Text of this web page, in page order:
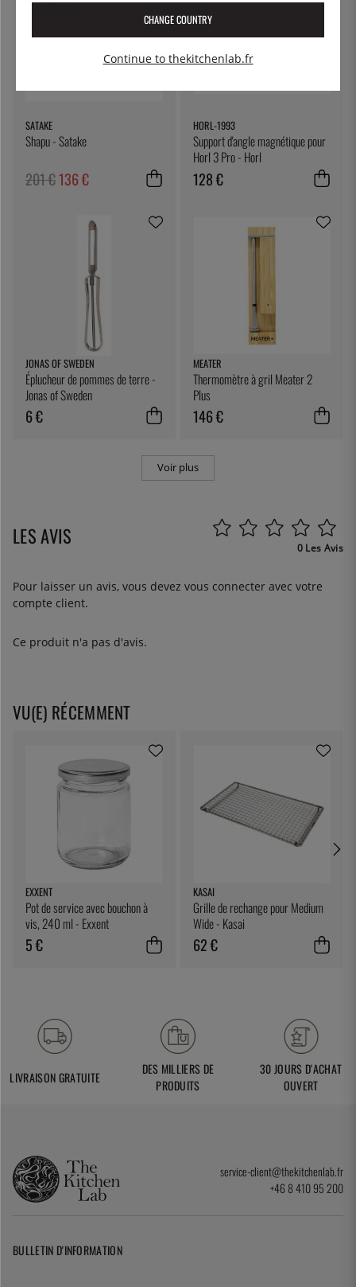
SATAKE
Shapu - Satake
201 €136 €
HORL-1993
Support d'angle magnétique pour
Horl 3 Pro - Horl
128 €
JONAS OF SWEDEN
Éplucheur de pommes de terre -
Jonas of Sweden
6 €
MEATER
Thermomètre à gril Meater 2
Plus
146 €
Voir plus
LES AVIS 0 Les Avis
Pour laisser un avis, vous devez vous connecter avec votre
compte client.
Ce produit n'a pas d'avis.
VU(E) RÉCEMMENT
EXXENT
Pot de service avec bouchon à
vis, 240 ml - Exxent
5 €
KASAI
Grille de rechange pour Medium
Wide - Kasai
62 €
LIVRAISON GRATUITE
DES MILLIERS DE
PRODUITS
30 JOURS D'ACHAT
OUVERT
service-client@thekitchenlab.fr
+46 8 410 95 200
BULLETIN D'INFORMATION
CHANGE COUNTRY
Continue to thekitchenlab.fr